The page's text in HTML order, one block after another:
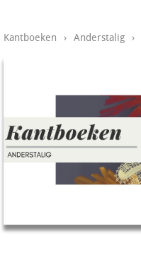
Kantboeken › Anderstalig ›